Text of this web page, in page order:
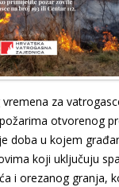
za
otvorenog
doba u kojem
koji uključuju
i orezanog granja,